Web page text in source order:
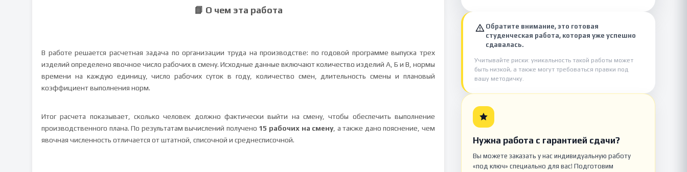
📘 О чем эта работа
В работе решается расчетная задача по организации труда на производстве: по годовой программе выпуска трех
изделий определено явочное число рабочих в смену. Исходные данные включают количество изделий А, Б и В, нормы
времени на каждую единицу, число рабочих суток в году, количество смен, длительность смены и плановый
коэффициент выполнения норм.
Итог расчета показывает, сколько человек должно фактически выйти на смену, чтобы обеспечить выполнение
производственного плана. По результатам вычислений получено 15 рабочих на смену, а также дано пояснение, чем
явочная численность отличается от штатной, списочной и среднесписочной.
Обратите внимание, это готовая
студенческая работа, которая уже успешно
сдавалась.
Учитывайте риски: уникальность такой работы может
быть низкой, а также могут требоваться правки под
вашу методичку.
Нужна работа с гарантией сдачи?
Вы можете заказать у нас индивидуальную работу
«под ключ» специально для вас! Подготовим